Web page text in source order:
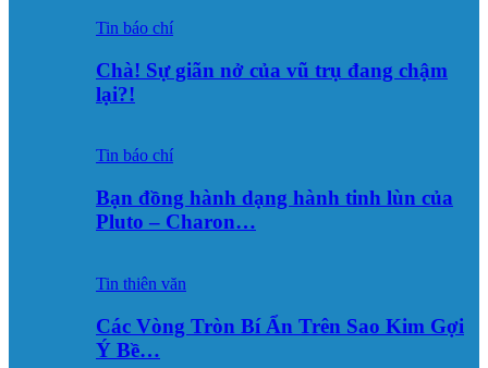
Tin báo chí
Chà! Sự giãn nở của vũ trụ đang chậm
lại?!
Tin báo chí
Bạn đồng hành dạng hành tinh lùn của
Pluto – Charon…
Tin thiên văn
Các Vòng Tròn Bí Ẩn Trên Sao Kim Gợi
Ý Bề…